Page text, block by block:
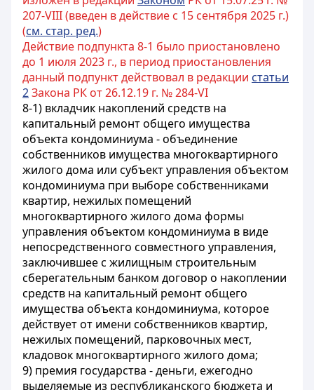
207-VIII (введен в действие с 15 сентября 2025 г.)
(см. стар. ред.)
Действие подпункта 8-1 было приостановлено
до 1 июля 2023 г., в период приостановления
данный подпункт действовал в редакции статьи
2Закона РК от 26.12.19 г. № 284-VI
8-1) вкладчик накоплений средств на
капитальный ремонт общего имущества
объекта кондоминиума - объединение
собственников имущества многоквартирного
жилого дома или субъект управления объектом
кондоминиума при выборе собственниками
квартир, нежилых помещений
многоквартирного жилого дома формы
управления объектом кондоминиума в виде
непосредственного совместного управления,
заключившее с жилищным строительным
сберегательным банком договор о накоплении
средств на капитальный ремонт общего
имущества объекта кондоминиума, которое
действует от имени собственников квартир,
нежилых помещений, парковочных мест,
кладовок многоквартирного жилого дома;
9) премия государства - деньги, ежегодно
выделяемые из республиканского бюджета и